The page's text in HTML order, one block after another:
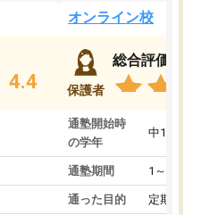
4.4
オンライン校
保護者
総合評価
通塾開始時
の学年
中1
通塾期間 1～3ヵ月
通った目的 定期テス